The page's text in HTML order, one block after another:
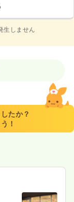
生しません
たか？
！